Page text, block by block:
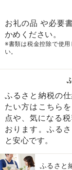
お礼の品 や必要
かめください。
※書類は税金控除で使
い。
ふるさと納税の
たい方はこちら
点や、気になる
おります。ふる
と安心です。
ふるさと